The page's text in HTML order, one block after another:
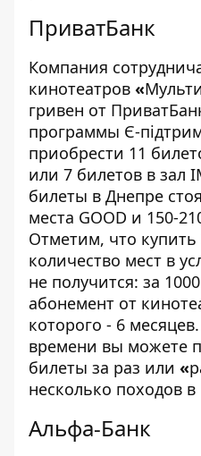
ПриватБанк
Компания
кинотеатров «
гривен от
программы Є-
приобрести 11
или 7 билетов в зал
билеты в Днепре
места GOOD и 150-
Отметим, что
количество мест в
не получится: за
абонемент от
которого - 6
времени вы можете
билеты за раз или «
несколько походов
Альфа-Банк